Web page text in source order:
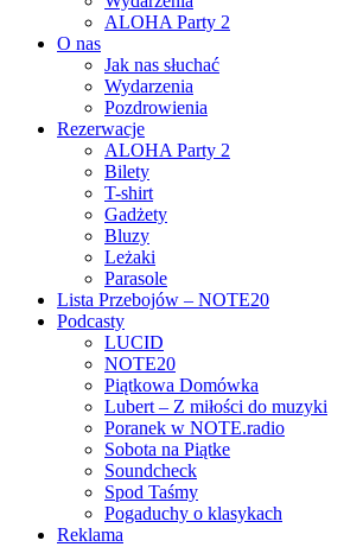
ALOHA Party 2
O nas
Jak nas słuchać
Wydarzenia
Pozdrowienia
Rezerwacje
ALOHA Party 2
Bilety
T-shirt
Gadżety
Bluzy
Leżaki
Parasole
Lista Przebojów – NOTE20
Podcasty
LUCID
NOTE20
Piątkowa Domówka
Lubert – Z miłości do muzyki
Poranek w NOTE.radio
Sobota na Piątke
Soundcheck
Spod Taśmy
Pogaduchy o klasykach
Reklama